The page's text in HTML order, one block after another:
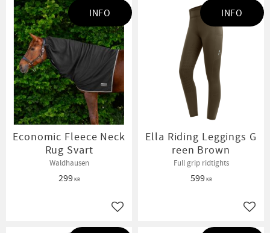
Economic Fleece Neck
Rug Svart
Waldhausen
299KR
Lägg till i favoriter
INFO
Ella Riding Leggings G
reen Brown
Full grip ridtights
599KR
INFO